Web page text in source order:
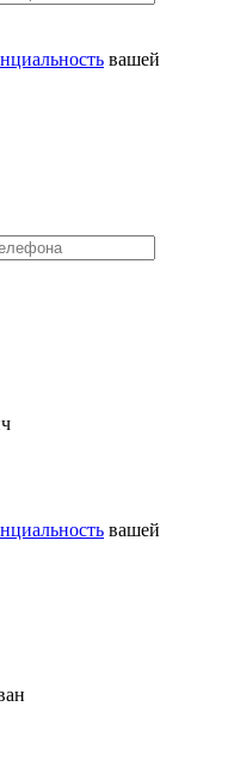
вашей
вашей